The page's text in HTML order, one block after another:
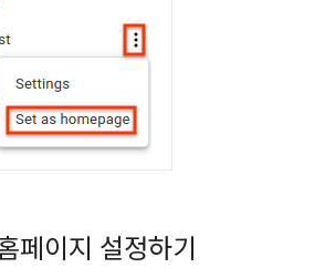
페이지 설정하기